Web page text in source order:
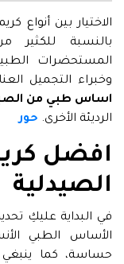
الاختيار بين أنواع
بالنسبة
المستحضرات
وخبراء التجميل
اساس طبي من
الرديئة الأخرى. حور
افضل
الصيدلية
في البداية عليكِ
الأساس الطبي
حساسة، كما ينبغي